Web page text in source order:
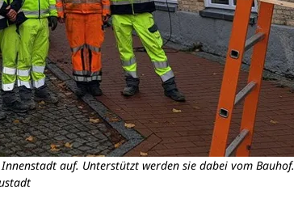
auf. Unterstützt werden sie dabei vom Bauhof.